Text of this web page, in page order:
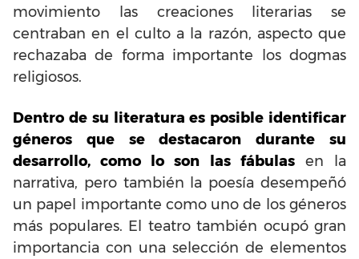
movimiento las creaciones literarias se
centraban en el culto a la razón, aspecto que
rechazaba de forma importante los dogmas
religiosos.
Dentro de su literatura es posible identificar
géneros que se destacaron durante su
desarrollo, como lo son las fábulasen la
narrativa, pero también la poesía desempeñó
un papel importante como uno de los géneros
más populares. El teatro también ocupó gran
importancia con una selección de elementos